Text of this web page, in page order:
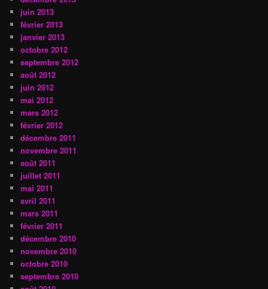
juin 2013
février 2013
janvier 2013
octobre 2012
septembre 2012
août 2012
juin 2012
mai 2012
mars 2012
février 2012
décembre 2011
novembre 2011
août 2011
juillet 2011
mai 2011
avril 2011
mars 2011
février 2011
décembre 2010
novembre 2010
octobre 2010
septembre 2010